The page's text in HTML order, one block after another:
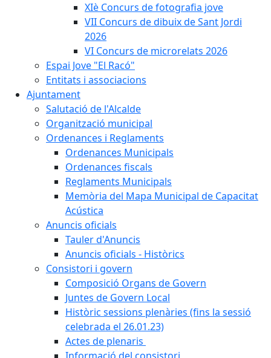
XIè Concurs de fotografia jove
VII Concurs de dibuix de Sant Jordi
2026
VI Concurs de microrelats 2026
Espai Jove "El Racó"
Entitats i associacions
Ajuntament
Salutació de l'Alcalde
Organització municipal
Ordenances i Reglaments
Ordenances Municipals
Ordenances fiscals
Reglaments Municipals
Memòria del Mapa Municipal de Capacitat
Acústica
Anuncis oficials
Tauler d'Anuncis
Anuncis oficials - Històrics
Consistori i govern
Composició Organs de Govern
Juntes de Govern Local
Històric sessions plenàries (fins la sessió
celebrada el 26.01.23)
Actes de plenaris